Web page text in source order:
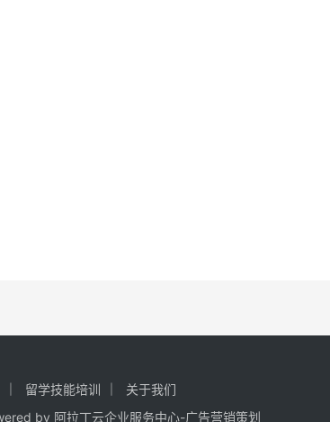
留学技能培训
关于我们
by 阿拉丁云企业服务中心-广告营销策划